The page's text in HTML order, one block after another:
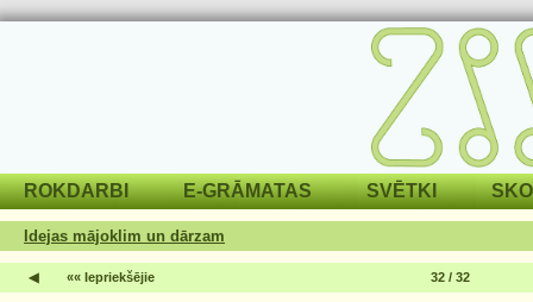
ROKDARBI E-GRĀMATAS SVĒTKI
Idejas mājoklim un dārzam
◀ «« Iepriekšējie 32 / 32